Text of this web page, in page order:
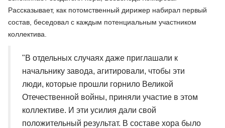
Рассказывает, как потомственный дирижер набирал первый
состав, беседовал с каждым потенциальным участником
коллектива.
"В отдельных случаях даже приглашали к
начальнику завода, агитировали, чтобы эти
люди, которые прошли горнило Великой
Отечественной войны, приняли участие в этом
коллективе. И эти усилия дали свой
положительный результат. В составе хора было